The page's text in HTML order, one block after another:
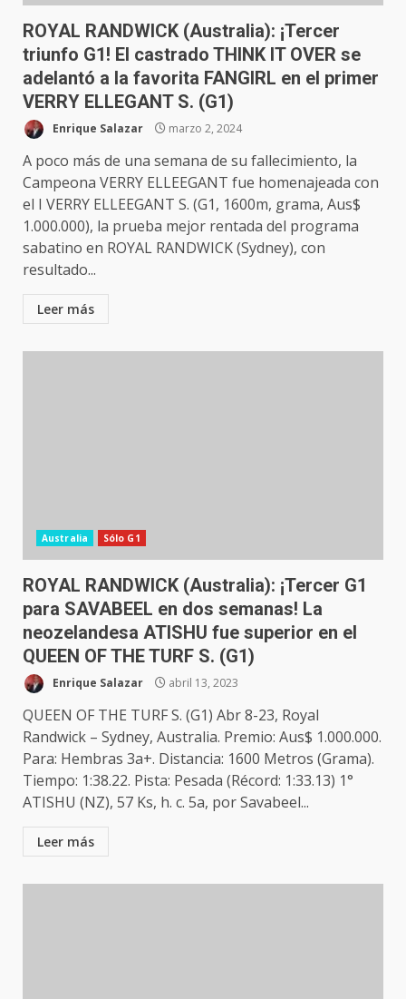
ROYAL RANDWICK (Australia): ¡Tercer
triunfo G1! El castrado THINK IT OVER se
adelantó a la favorita FANGIRL en el primer
VERRY ELLEGANT S. (G1)
Enrique Salazar marzo 2, 2024
A poco más de una semana de su fallecimiento, la
Campeona VERRY ELLEEGANT fue homenajeada con
el I VERRY ELLEEGANT S. (G1, 1600m, grama, Aus$
1.000.000), la prueba mejor rentada del programa
sabatino en ROYAL RANDWICK (Sydney), con
resultado...
Leer más
Australia Sólo G1
ROYAL RANDWICK (Australia): ¡Tercer G1
para SAVABEEL en dos semanas! La
neozelandesa ATISHU fue superior en el
QUEEN OF THE TURF S. (G1)
Enrique Salazar abril 13, 2023
QUEEN OF THE TURF S. (G1) Abr 8-23, Royal
Randwick – Sydney, Australia. Premio: Aus$ 1.000.000.
Para: Hembras 3a+. Distancia: 1600 Metros (Grama).
Tiempo: 1:38.22. Pista: Pesada (Récord: 1:33.13) 1°
ATISHU (NZ), 57 Ks, h. c. 5a, por Savabeel...
Leer más